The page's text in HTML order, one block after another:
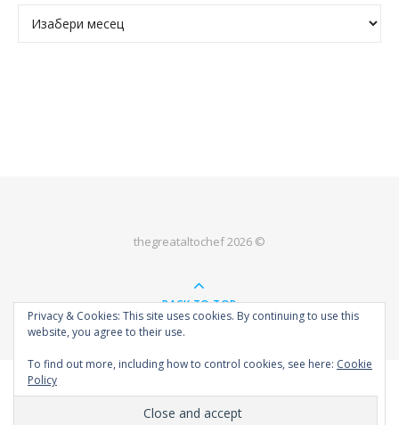
Архива
thegreataltochef 2026 ©
BACK TO TOP
Privacy & Cookies: This site uses cookies. By continuing to use this
website, you agree to their use.
To find out more, including how to control cookies, see here: Cookie
Policy